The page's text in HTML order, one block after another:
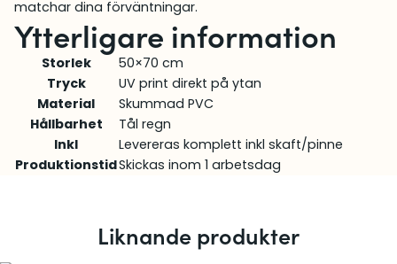
matchar dina förväntningar.
Ytterligare information
Storlek
50×70 cm
Tryck
UV print direkt på ytan
Material
Skummad PVC
Hållbarhet
Tål regn
Inkl
Levereras komplett inkl skaft/pinne
ProduktionstidSkickas inom 1 arbetsdag
Liknande produkter